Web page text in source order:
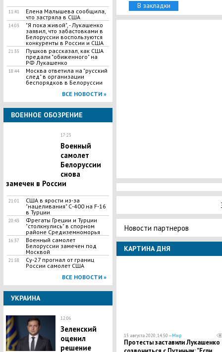
11:41
Елена Малышева сообщила,
что застряла в США
14:03
"Я пока живой", - Лукашенко
заявил, что забастовками в
Белоруссии воспользуются
конкуренты в России и США
21:35
Пушков рассказал, как США
предали "обиженного" на
РФ Лукашенко
18:44
Москва ответила на "русский
след" в организации
беспорядков в Белоруссии
ВСЕ НОВОСТИ »
ВОЕННОЕ ОБОЗРЕНИЕ
17:25
Военный
самолет
Белоруссии
снова
замечен в России
21:01
США в ярости из-за
"нацеливания" С-400 на F-16
в Турции
20:43
Фрегаты Греции и Турции
"столкнулись" в спорном
районе Средиземноморья
16:37
Военный самолет
Белоруссии замечен под
Москвой
21:58
Су-27 прогнал от границ
России самолет США
ВСЕ НОВОСТИ »
УКРАИНА
12:06
Зеленский
оценил
решение
В закладки
Новости партнеров
КАРТИНА ДНЯ
15 августа 2020, 14:50 —Мир
Протесты заставили Лукашенко